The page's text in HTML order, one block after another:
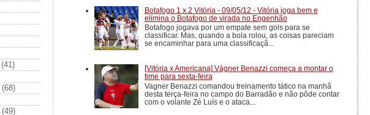
(41)
(68)
(49)
Botafogo 1 x 2 Vitória - 09/05/12 - Vitória joga bem e
elimina o Botafogo de virada no Engenhão
Botafogo jogava por um empate sem gols para se
classificar. Mas, quando a bola rolou, as coisas pareciam
se encaminhar para uma classificaçã...
[Vitória x Americana] Vágner Benazzi começa a montar o
time para sexta-feira
Vagner Benazzi comandou treinamento tático na manhã
desta terça-feira no campo do Barradão e não pôde contar
com o volante Zé Luís e o ataca...